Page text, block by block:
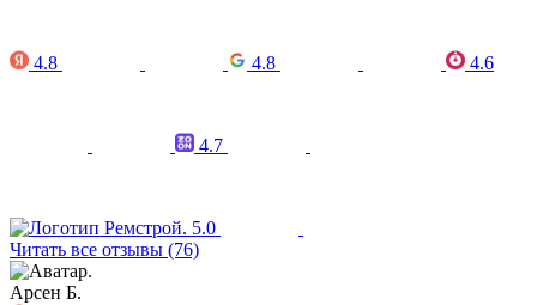
4.8 4.8 4.6
4.7
5.0
Читать все отзывы (76)
Арсен Б.